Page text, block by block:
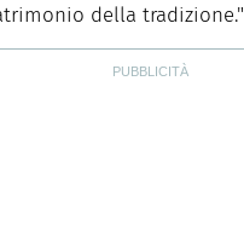
della tradizione."